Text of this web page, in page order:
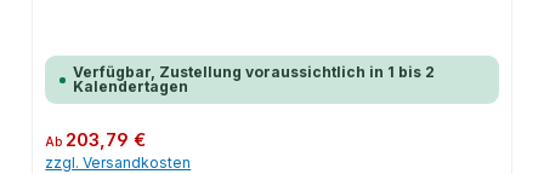
Verfügbar, Zustellung voraussichtlich in 1 bis 2
Kalendertagen
Regulärer Preis:
Ab 203,79 €
zzgl. Versandkosten